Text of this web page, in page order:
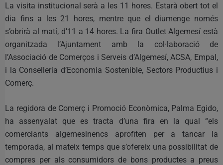
La visita institucional serà a les 11 hores. Estarà obert tot el
dia fins a les 21 hores, mentre que el diumenge només
s’obrirà al matí, d’11 a 14 hores. La fira Outlet Algemesí està
organitzada l’Ajuntament amb la col·laboració de
l’Associació de Comerços i Serveis d’Algemesí, ACSA, Empal,
i la Conselleria d’Economia Sostenible, Sectors Productius i
Comerç.
La regidora de Comerç i Promoció Econòmica, Palma Egido,
ha assenyalat que es tracta d’una fira en la qual “els
comerciants algemesinencs aprofiten per a tancar la
temporada, al mateix temps que s’ofereix una possibilitat de
compres per als consumidors de bons productes a preus